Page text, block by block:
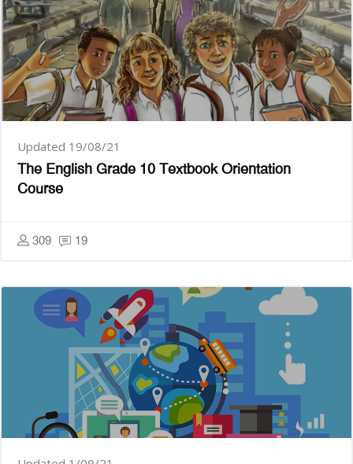
Updated 19/08/21
The English Grade 10 Textbook Orientation
Course
309 19